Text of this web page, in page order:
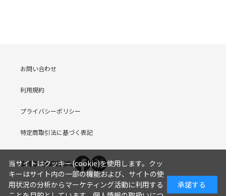
お問い合わせ
利用規約
プライバシーポリシー
特定商取引法に基づく表記
当サイトはクッキー(cookie)を使用します。クッ
キーはサイト内の一部の機能および、サイトの使
用状況の分析からマーケティング活動に利用する
承諾する